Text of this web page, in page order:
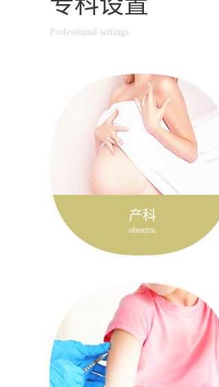
Professional settings
产科
obstetric